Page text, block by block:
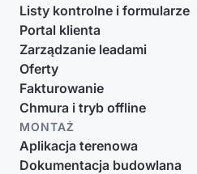
Listy kontrolne i formularze
Portal klienta
Zarządzanie leadami
Oferty
Fakturowanie
Chmura i tryb offline
MONTAŻ
Aplikacja terenowa
Dokumentacja budowlana